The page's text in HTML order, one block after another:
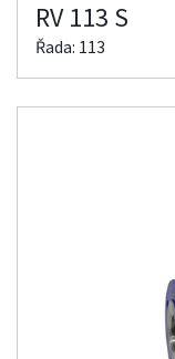
RV 113 S
Řada: 113